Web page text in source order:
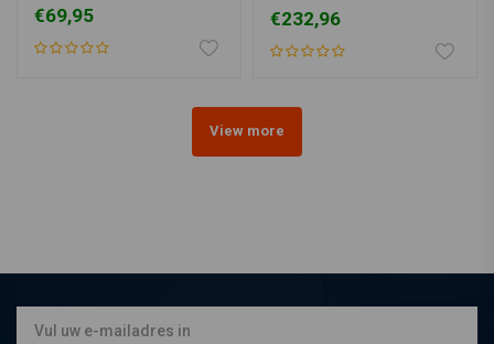
€69,95 €232,96
View more